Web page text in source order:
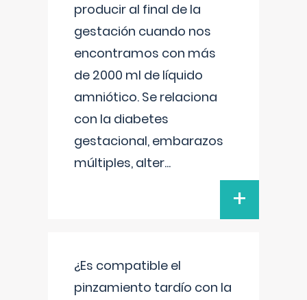
producir al final de la
gestación cuando nos
encontramos con más
de 2000 ml de líquido
amniótico. Se relaciona
con la diabetes
gestacional, embarazos
múltiples, alter...
+
¿Es compatible el
pinzamiento tardío con la